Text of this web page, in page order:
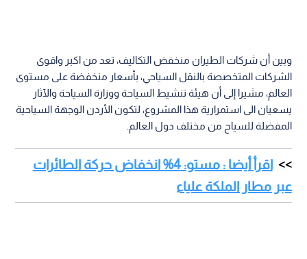
وبين أن شركات الطيران منخفض التكاليف، تعد من اكبر واقوى
الشركات المتخصصة بالنقل السياحي، بأسعار منخفضة على مستوى
العالم، مشيرا إلى أن هيئة تنشيط السياحة ووزارة السياحة والآثار
يسعيان الى استمرارية هذا المشروع، لتكون الأردن الوجهة السياحية
المفضلة للسياح من مختلف دول العالم.
اقرأ أيضا : مستو: 4% انخفاض حركة الطائرات
عبر مطار الملكة علياء